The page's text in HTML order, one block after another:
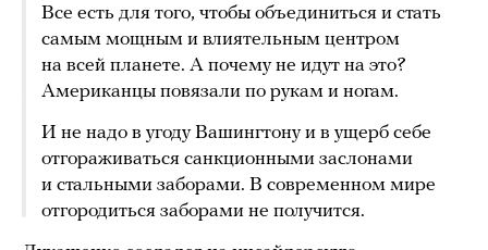
Все есть для того, чтобы объединиться и стать
самым мощным и влиятельным центром
на всей планете. А почему не идут на это?
Американцы повязали по рукам и ногам.
И не надо в угоду Вашингтону и в ущерб себе
отгораживаться санкционными заслонами
и стальными заборами. В современном мире
отгородиться заборами не получится.